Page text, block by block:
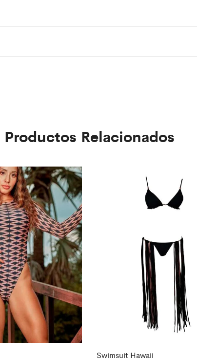
Productos Relacionados
Swimsuit Hawaii